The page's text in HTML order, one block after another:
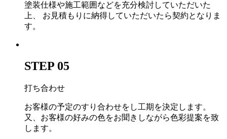
塗装仕様や施工範囲などを充分検討していただいた
上、 お見積もりに納得していただいたら契約となりま
す。
STEP 05
打ち合わせ
お客様の予定のすり合わせをし工期を決定します。
又、お客様の好みの色をお聞きしながら色彩提案を致
します。